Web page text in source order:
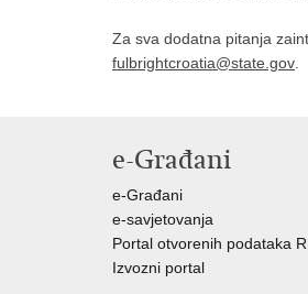
Za sva dodatna pitanja
fulbrightcroatia@state.gov
e-Građani
e-Građani
e-savjetovanja
Portal otvorenih podataka
Izvozni portal